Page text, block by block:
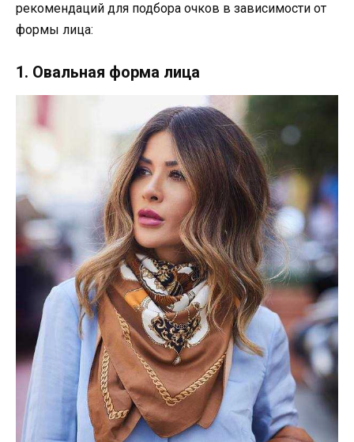
рекомендаций для подбора очков в зависимости от
формы лица:
1. Овальная форма лица